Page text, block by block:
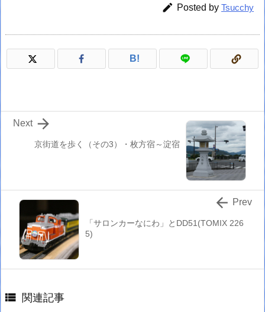
 Posted by Tsucchy
B!
京街道を歩く（その3）・枚方宿～淀宿

Next
「サロンカーなにわ」とDD51(TOMIX 226
5)
 Prev
 関連記事